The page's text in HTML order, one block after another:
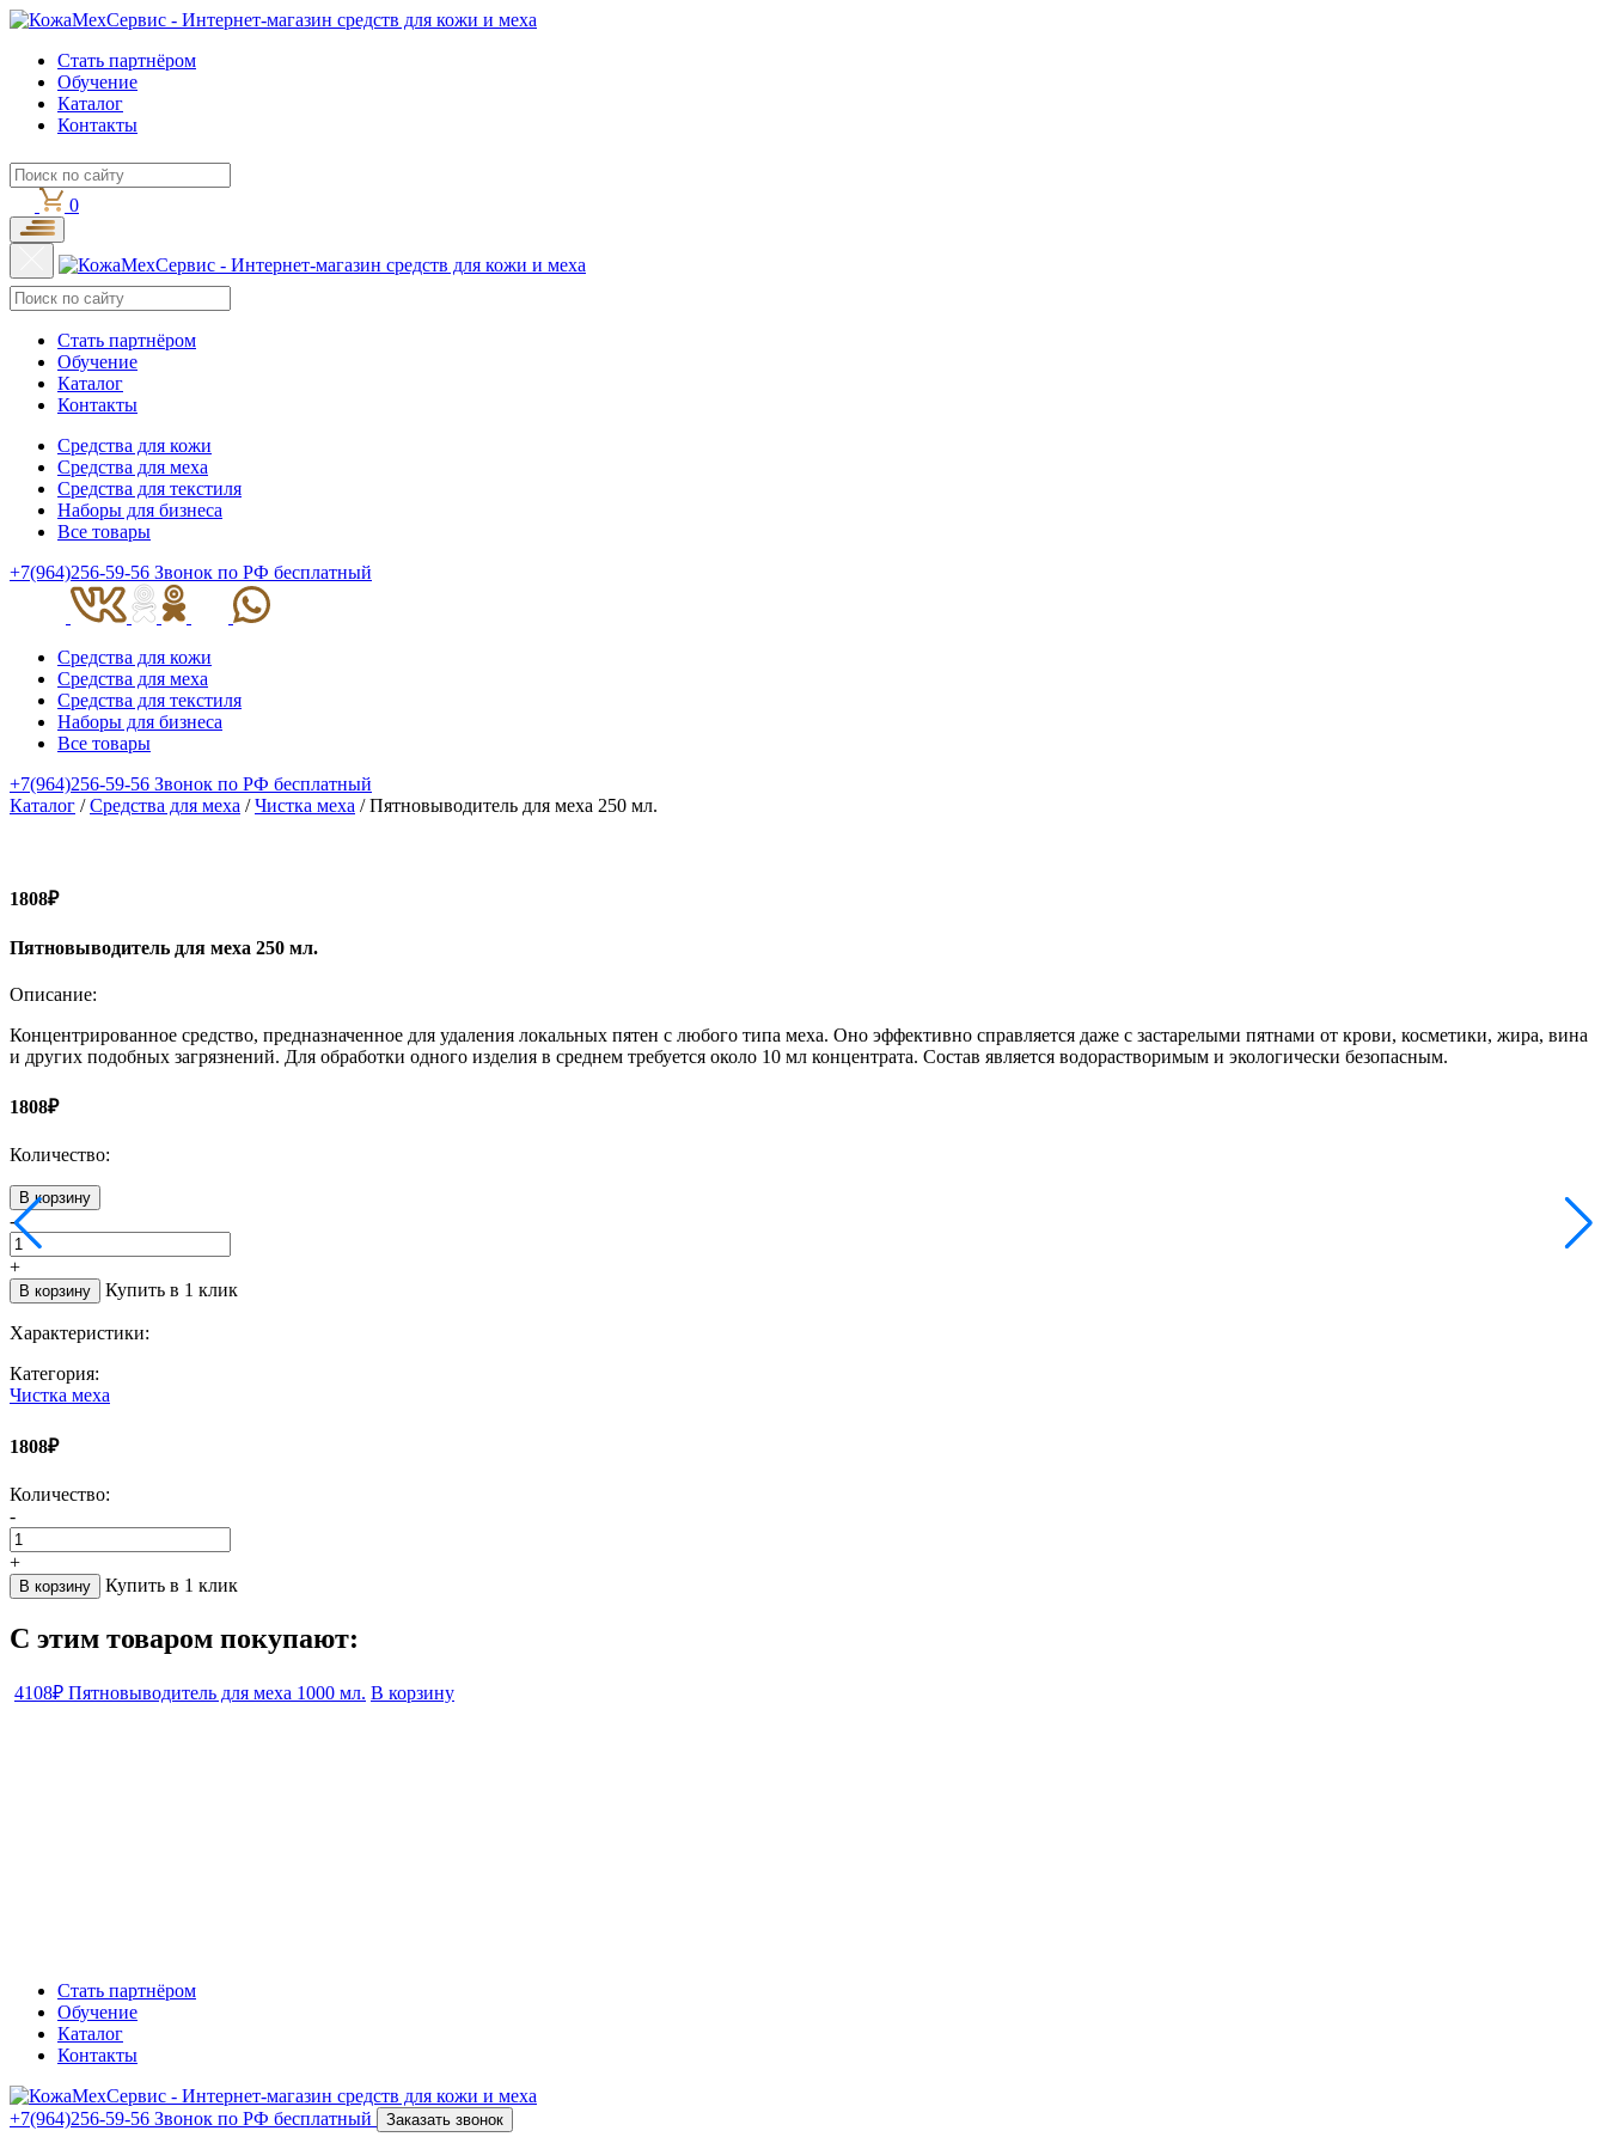
Стать партнёром
Обучение
Каталог
Контакты
0
Стать партнёром
Обучение
Каталог
Контакты
Средства для кожи
Средства для меха
Средства для текстиля
Наборы для бизнеса
Все товары
+7(964)256-59-56 Звонок по РФ бесплатный
Средства для кожи
Средства для меха
Средства для текстиля
Наборы для бизнеса
Все товары
+7(964)256-59-56 Звонок по РФ бесплатный
Каталог /Средства для меха /Чистка меха / Пятновыводитель для меха 250 мл.
1808₽
Пятновыводитель для меха 250 мл.
Описание:
Концентрированное средство, предназначенное для удаления локальных пятен с любого типа меха. Оно эффективно справляется даже с застарелыми пятнами от крови, косметики, жира, вина
и других подобных загрязнений. Для обработки одного изделия в среднем требуется около 10 мл концентрата. Состав является водорастворимым и экологически безопасным.
1808₽
Количество:
В корзину
-
+
В корзину Купить в 1 клик
Характеристики:
Категория:
Чистка меха
1808₽
Количество:
-
+
В корзину Купить в 1 клик
С этим товаром покупают:
4108₽ Пятновыводитель для меха 1000 мл. В корзину
Стать партнёром
Обучение
Каталог
Контакты
+7(964)256-59-56 Звонок по РФ бесплатный Заказать звонок